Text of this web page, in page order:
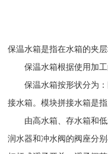
保温水箱是指在水箱的夹
保温水箱根据使用加工
保温水箱按形状分为：
接水箱。模块拼接水箱是
由高水箱、存水箱和低
润水器和冲水阀的阀座分